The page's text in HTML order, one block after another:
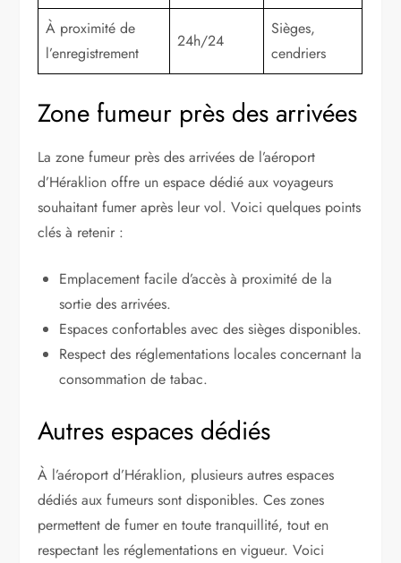
À proximité de
l’enregistrement
24h/24
Sièges,
cendriers
Zone fumeur près des arrivées
La zone fumeur près des arrivées de l’aéroport
d’Héraklion offre un espace dédié aux voyageurs
souhaitant fumer après leur vol. Voici quelques points
clés à retenir :
Emplacement facile d’accès à proximité de la
sortie des arrivées.
Espaces confortables avec des sièges disponibles.
Respect des réglementations locales concernant la
consommation de tabac.
Autres espaces dédiés
À l’aéroport d’Héraklion, plusieurs autres espaces
dédiés aux fumeurs sont disponibles. Ces zones
permettent de fumer en toute tranquillité, tout en
respectant les réglementations en vigueur. Voici